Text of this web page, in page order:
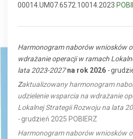
00014.UM07.6572.10014.2023
Harmonogram naborów wniosków
wdrażanie operacji w ramach
lata 2023-2027 na rok 2026 -
Zaktualizowany harmonogram
udzielenie wsparcia na wdrażanie
Lokalnej Strategii Rozwoju na lata
-grudzień 2025 POBIERZ
Harmonogram naborów wniosków